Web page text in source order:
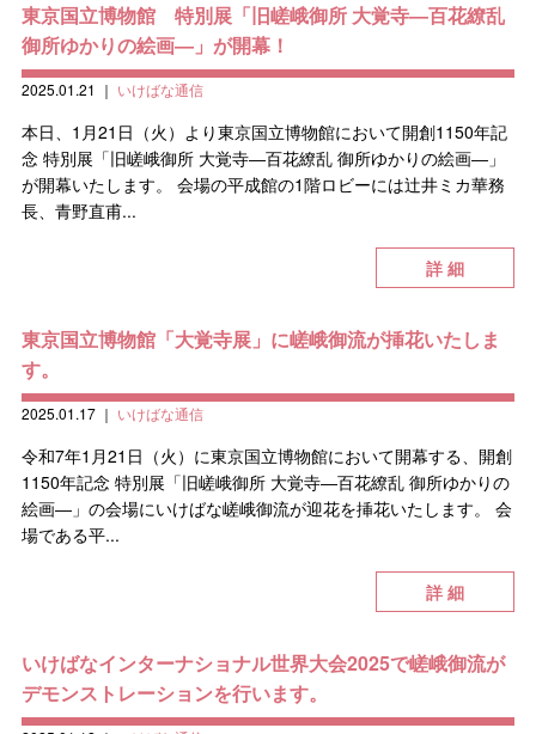
東京国立博物館 特別展「旧嵯峨御所 大覚寺―百花繚乱
御所ゆかりの絵画―」が開幕！
2025.01.21 ｜ いけばな通信
本日、1月21日（火）より東京国立博物館において開創1150年記
念 特別展「旧嵯峨御所 大覚寺―百花繚乱 御所ゆかりの絵画―」
が開幕いたします。 会場の平成館の1階ロビーには辻井ミカ華務
長、青野直甫...
詳 細
東京国立博物館「大覚寺展」に嵯峨御流が挿花いたしま
す。
2025.01.17｜ いけばな通信
令和7年1月21日（火）に東京国立博物館において開幕する、開創
1150年記念 特別展「旧嵯峨御所 大覚寺―百花繚乱 御所ゆかりの
絵画―」の会場にいけばな嵯峨御流が迎花を挿花いたします。 会
場である平...
詳 細
いけばなインターナショナル世界大会2025で嵯峨御流が
デモンストレーションを行います。